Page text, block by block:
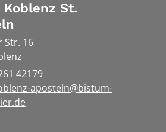
Koblenz St.
Str. 16
42179
aposteln@bistum-